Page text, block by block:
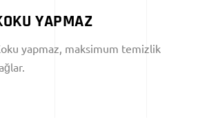
YAPMAZ
yapmaz, maksimum temizlik